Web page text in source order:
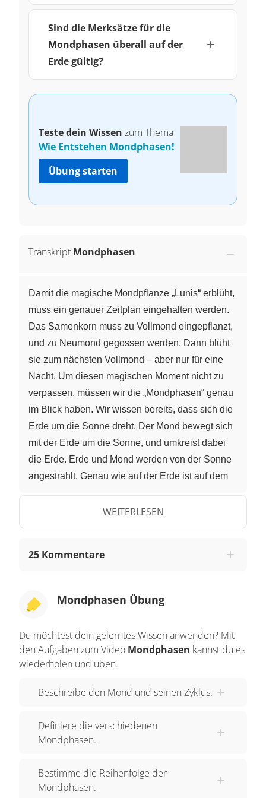
Sind die Merksätze für die
Mondphasen überall auf der
Erde gültig?
Teste dein Wissen zum Thema
Wie Entstehen Mondphasen!
Übung starten
Transkript Mondphasen
Damit die magische Mondpflanze „Lunis“ erblüht,
muss ein genauer Zeitplan eingehalten werden.
Das Samenkorn muss zu Vollmond eingepflanzt,
und zu Neumond gegossen werden. Dann blüht
sie zum nächsten Vollmond – aber nur für eine
Nacht. Um diesen magischen Moment nicht zu
verpassen, müssen wir die „Mondphasen“ genau
im Blick haben. Wir wissen bereits, dass sich die
Erde um die Sonne dreht. Der Mond bewegt sich
mit der Erde um die Sonne, und umkreist dabei
die Erde. Erde und Mond werden von der Sonne
angestrahlt. Genau wie auf der Erde ist auf dem
beschienen wird. Auf der anderen Seite ist es
dunkel – denn von selbst leuchtet der Mond nicht.
– so können wir ihn auf der Erde sehen.“ Aber
gesehen scheinbar seine Form? Dazu müssen
wir uns die Bahn des Mondes genauer ansehen.
Neumond ist immer dann, wenn sich der Mond
zwischen Sonne und Erde befindet. Er liegt nicht
des Mondes leicht gegen die Erdbahn geneigt ist.
Mondes beleuchtet, die von der Erde abgewandt
ist. Deswegen können wir zu Neumond keinen
noch etwas auf? Zu Neumond befindet sich der
Mond auf der Seite der Erde, auf der gerade Tag
WEITERLESEN
25 Kommentare
Mondphasen Übung
Du möchtest dein gelerntes Wissen anwenden? Mit
den Aufgaben zum Video Mondphasen kannst du es
wiederholen und üben.
Beschreibe den Mond und seinen Zyklus.
Definiere die verschiedenen
Mondphasen.
Bestimme die Reihenfolge der
Mondphasen.